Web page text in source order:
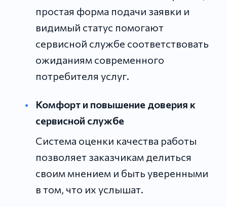
простая форма подачи заявки и
видимый статус помогают
сервисной службе соответствовать
ожиданиям современного
потребителя услуг.
Комфорт и повышение доверия к
сервисной службе
Система оценки качества работы
позволяет заказчикам делиться
своим мнением и быть уверенными
в том, что их услышат.